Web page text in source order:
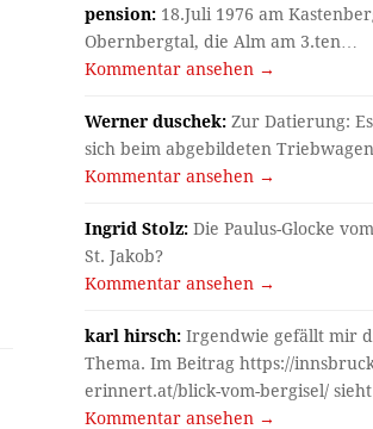
pension: 18.Juli 1976 am
Obernbergtal, die Alm am 3.ten…
Kommentar ansehen →
Werner duschek: Zur Datierung:
sich beim abgebildeten
Kommentar ansehen →
Ingrid Stolz: Die Paulus-Glocke
St. Jakob?
Kommentar ansehen →
karl hirsch: Irgendwie gefällt mir
Thema. Im Beitrag https://
erinnert.at/blick-vom-bergisel/ sieht
Kommentar ansehen →